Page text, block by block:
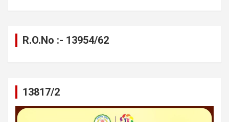
R.O.No :- 13954/62
13817/2